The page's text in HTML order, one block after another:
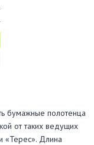
бумажные полотенца
от таких ведущих
«Терес». Длина